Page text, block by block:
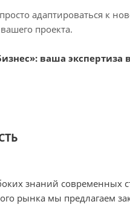
адаптироваться к
проекта.
ваша экспертиза
знаний
рынка мы предлагаем